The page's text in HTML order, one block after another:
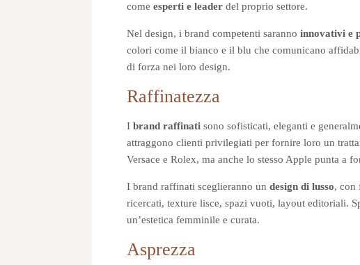
come esperti e leader del proprio settore.
Nel design, i brand competenti saranno innovativi e
colori come il bianco e il blu che comunicano
di forza nei loro design.
Raffinatezza
I brand raffinati sono sofisticati, eleganti e
attraggono clienti privilegiati per fornire loro un
Versace e Rolex, ma anche lo stesso Apple punta a
I brand raffinati sceglieranno un design di lusso, con
ricercati, texture lisce, spazi vuoti, layout editoriali.
un’estetica femminile e curata.
Asprezza